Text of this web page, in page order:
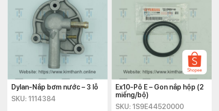
Dylan-Nắp bơm nước – 3 lỗ
SKU: 1114384
Ex10-Pô E – Gon nắp hộp (2
miếng/bộ)
SKU: 1S9E44520000